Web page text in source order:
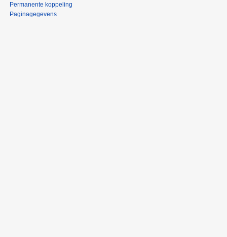
Permanente koppeling
Paginagegevens